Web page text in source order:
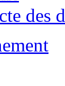
des